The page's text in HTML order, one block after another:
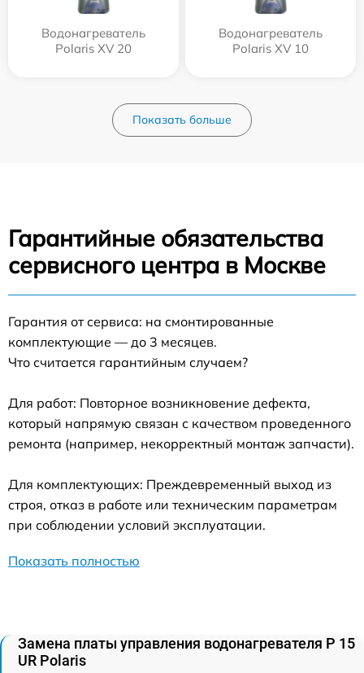
Водонагреватель
Polaris XV 20
Водонагреватель
Polaris XV 10
Показать больше
Гарантийные обязательства
сервисного центра в Москве
Гарантия от сервиса: на смонтированные
комплектующие — до 3 месяцев.
Что считается гарантийным случаем?
Для работ: Повторное возникновение дефекта,
который напрямую связан с качеством проведенного
ремонта (например, некорректный монтаж запчасти).
Для комплектующих: Преждевременный выход из
строя, отказ в работе или техническим параметрам
при соблюдении условий эксплуатации.
Показать полностью
Замена платы управления водонагревателя P 15
UR Polaris